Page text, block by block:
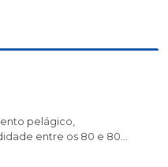
pelágico,
entre os 80 e 80...